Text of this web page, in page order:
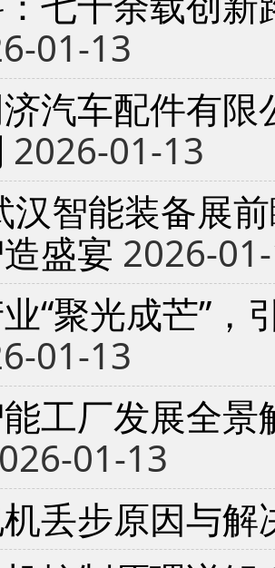
01-13
汽车配件有
2026-01-13
汉智能装备展
盛宴 2026-
“聚光成芒”，
01-13
工厂发展全
01-13
丢步原因与解